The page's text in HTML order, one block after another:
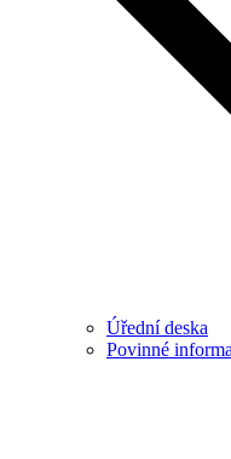
Úřední deska
Povinné